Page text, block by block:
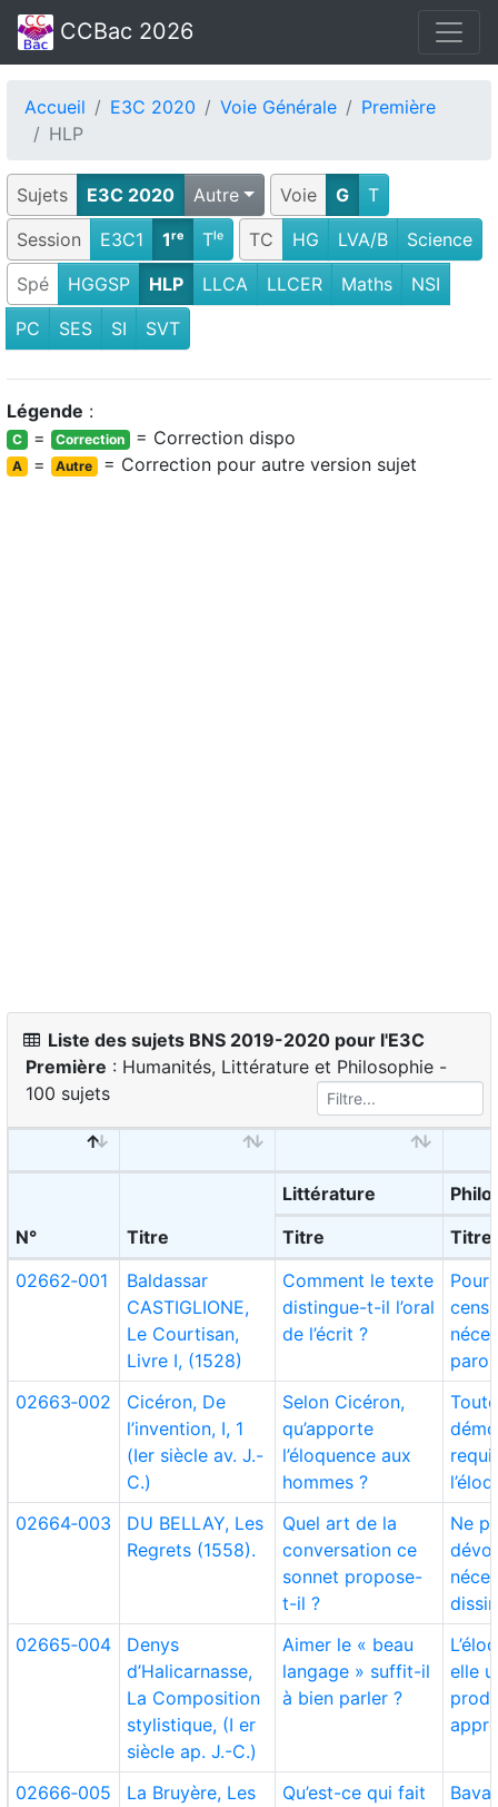
CCBac 2026
Accueil E3C 2020 Voie Générale
Première
HLP
Sujets E3C 2020 Autre Voie G
T
Session
E3C1 1ʳᵉ Tˡᵉ TC HG LVA/B
Science
Spé
HGGSP HLP LLCA LLCER Maths
NSI
PC
SES SI SVT
Légende :
C = Correction = Correction dispo
A = Autre = Correction pour autre version sujet
Liste des sujets BNS 2019-2020 pour l'E3C
Première : Humanités, Littérature et Philosophie -
100 sujets
N° Titre
Littérature
Titre
Titre
02662‑001
Baldassar
CASTIGLIONE,
Le Courtisan,
Livre I, (1528)
Comment le texte
distingue-t-il l’oral
de l’écrit ?
02663‑002
Cicéron, De
l’invention, I, 1
(Ier siècle av. J.-
C.)
Selon Cicéron,
qu’apporte
l’éloquence aux
hommes ?
Toute
02664‑003
DU BELLAY, Les
Regrets (1558).
Quel art de la
conversation ce
sonnet propose-
t-il ?
Ne
02665‑004
Denys
d’Halicarnasse,
La Composition
stylistique, (I er
siècle ap. J.-C.)
Aimer le « beau
langage » suffit-il
à bien parler ?
elle
02666‑005
La Bruyère, Les
Qu’est-ce qui fait